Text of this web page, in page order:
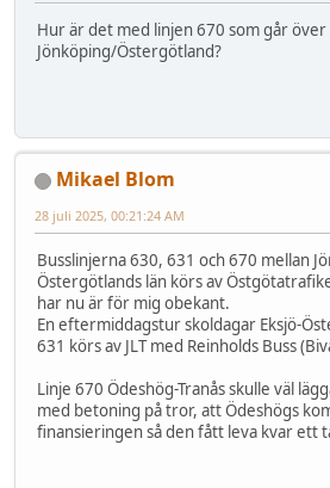
Hur är det med linjen 670 som går
Jönköping/Östergötland?
Mikael Blom
28 juli 2025, 00:21:24 AM
Busslinjerna 630, 631 och 670 mellan
Östergötlands län körs av
har nu är för mig obekant.
En eftermiddagstur skoldagar Eksjö-
631 körs av JLT med Reinholds Buss
Linje 670 Ödeshög-Tranås skulle väl
med betoning på tror, att Ödeshögs
finansieringen så den fått leva kvar ett